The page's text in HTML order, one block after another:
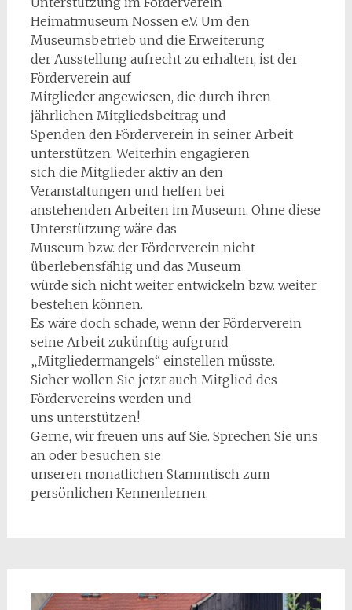
Heimatmuseum Nossen e.V. Um den
Museumsbetrieb und die Erweiterung
der Ausstellung aufrecht zu erhalten, ist der
Förderverein auf
Mitglieder angewiesen, die durch ihren
jährlichen Mitgliedsbeitrag und
Spenden den Förderverein in seiner Arbeit
unterstützen. Weiterhin engagieren
sich die Mitglieder aktiv an den
Veranstaltungen und helfen bei
anstehenden Arbeiten im Museum. Ohne diese
Unterstützung wäre das
Museum bzw. der Förderverein nicht
überlebensfähig und das Museum
würde sich nicht weiter entwickeln bzw. weiter
bestehen können.
Es wäre doch schade, wenn der Förderverein
seine Arbeit zukünftig aufgrund
„Mitgliedermangels“ einstellen müsste.
Sicher wollen Sie jetzt auch Mitglied des
Fördervereins werden und
uns unterstützen!
Gerne, wir freuen uns auf Sie. Sprechen Sie uns
an oder besuchen sie
unseren monatlichen Stammtisch zum
persönlichen Kennenlernen.